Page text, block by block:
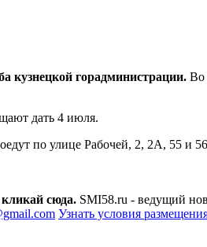
кузнецкой горадминистрации. Во
дать 4 июля.
по улице Рабочей, 2, 2А, 55 и
сюда. SMI58.ru - ведущий
Узнать условия